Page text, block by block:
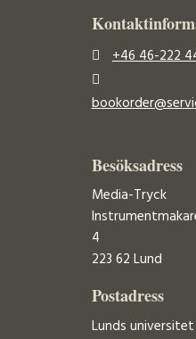
+46 46-222
Besöksadress
Media-Tryck
4
223 62 Lund
Postadress
Lunds universitet